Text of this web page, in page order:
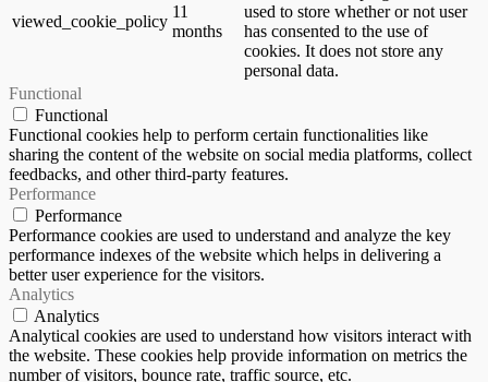
viewed_cookie_policy
11
months
used to store whether or not user
has consented to the use of
cookies. It does not store any
personal data.
Functional
Functional
Functional cookies help to perform certain functionalities like
sharing the content of the website on social media platforms, collect
feedbacks, and other third-party features.
Performance
Performance
Performance cookies are used to understand and analyze the key
performance indexes of the website which helps in delivering a
better user experience for the visitors.
Analytics
Analytics
Analytical cookies are used to understand how visitors interact with
the website. These cookies help provide information on metrics the
number of visitors, bounce rate, traffic source, etc.